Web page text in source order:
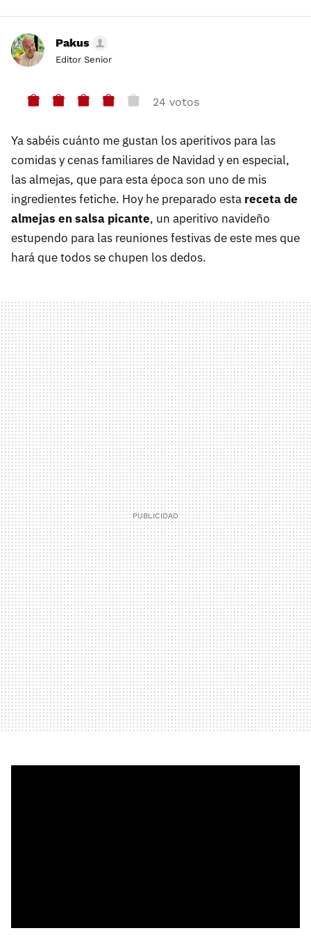
Pakus
Editor Senior
24 votos
Ya sabéis cuánto me gustan los aperitivos para las
comidas y cenas familiares de Navidad y en especial,
las almejas, que para esta época son uno de mis
ingredientes fetiche. Hoy he preparado esta receta de
almejas en salsa picante, un aperitivo navideño
estupendo para las reuniones festivas de este mes que
hará que todos se chupen los dedos.